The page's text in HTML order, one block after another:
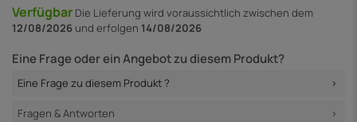
Verfügbar Die Lieferung wird voraussichtlich zwischen dem
12/08/2026 und erfolgen 14/08/2026
Eine Frage oder ein Angebot zu diesem Produkt?
Eine Frage zu diesem Produkt ?
Fragen & Antworten